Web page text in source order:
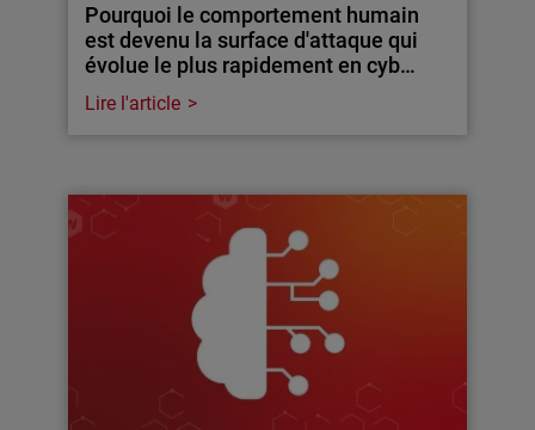
Pourquoi le comportement humain
est devenu la surface d'attaque qui
évolue le plus rapidement en cyb…
Lire l'article